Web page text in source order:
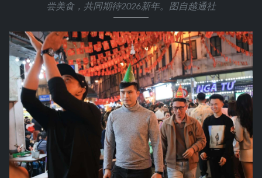
尝美食，共同期待2026新年。图自越通社